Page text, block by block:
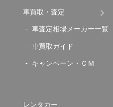
車買取・査定
車査定相場メーカー一覧
車買取ガイド
キャンペーン・ＣＭ
レンタカー